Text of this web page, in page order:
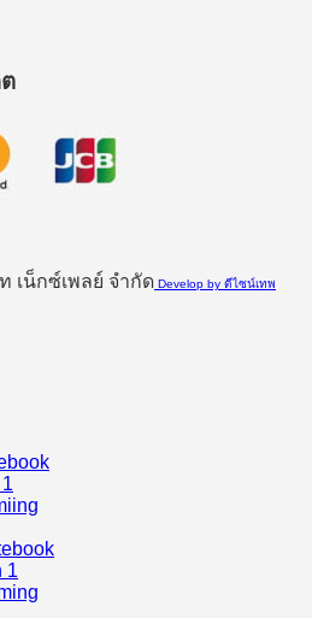
เน็กซ์เพลย์ จำกัด Develop by ดีไซน์เทพ
1